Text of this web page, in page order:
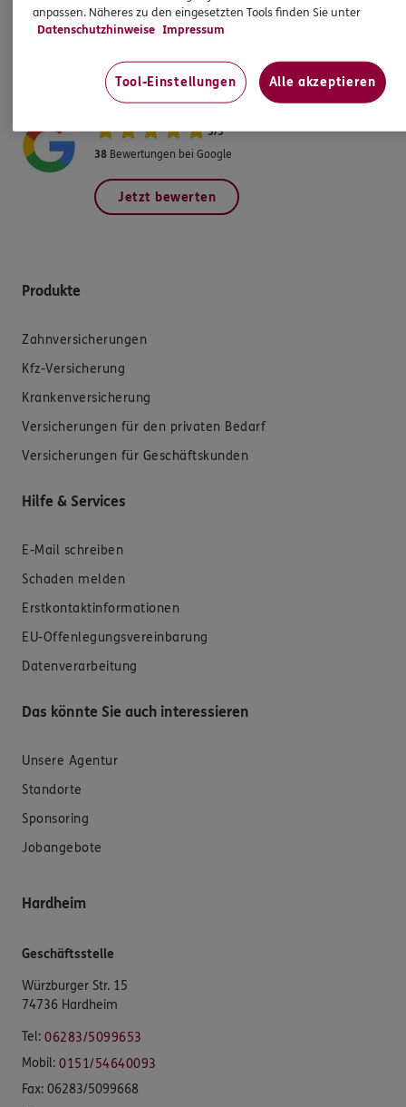
So bewerten Kundinnen und Kunden ERGO Versicherung
Geben Sie hier gerne Ihre Bewertung ab.
5/5
38 Bewertungen bei Google
Jetzt bewerten
Produkte
Zahnversicherungen
Kfz-Versicherung
Krankenversicherung
Versicherungen für den privaten Bedarf
Versicherungen für Geschäftskunden
Hilfe & Services
E-Mail schreiben
Schaden melden
Erstkontaktinformationen
EU-Offenlegungsvereinbarung
Datenverarbeitung
Das könnte Sie auch interessieren
Unsere Agentur
Standorte
Sponsoring
Jobangebote
Hardheim
Geschäftsstelle
Würzburger Str. 15
74736 Hardheim
Tel: 06283/5099653
Mobil: 0151/54640093
Fax: 06283/5099668
anpassen. Näheres zu den eingesetzten Tools finden Sie unter
Datenschutzhinweise Impressum
Tool-Einstellungen Alle akzeptieren